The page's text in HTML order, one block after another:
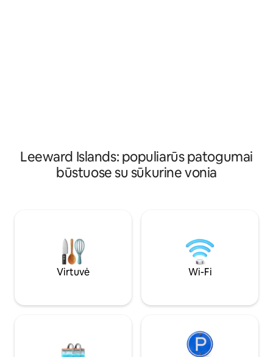
Leeward Islands: populiarūs patogumai
būstuose su sūkurine vonia
Virtuvė Wi-Fi